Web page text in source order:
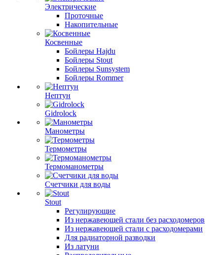
Электрические
Проточные
Накопительные
Косвенные
Бойлеры Hajdu
Бойлеры Stout
Бойлеры Sunsystem
Бойлеры Rommer
Нептун
Gidrolock
Манометры
Термометры
Термоманометры
Счетчики для воды
Stout
Регулирующие
Из нержавеющей стали без расходомеров
Из нержавеющей стали с расходомерами
Для радиаторной разводки
Из латуни